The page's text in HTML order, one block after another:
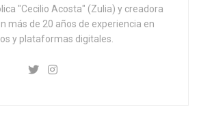
"Cecilio Acosta" (Zulia) y creadora
más de 20 años de experiencia en
y plataformas digitales.